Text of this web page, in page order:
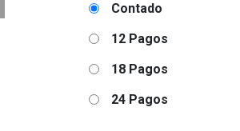
Contado
12 Pagos
18 Pagos
24 Pagos